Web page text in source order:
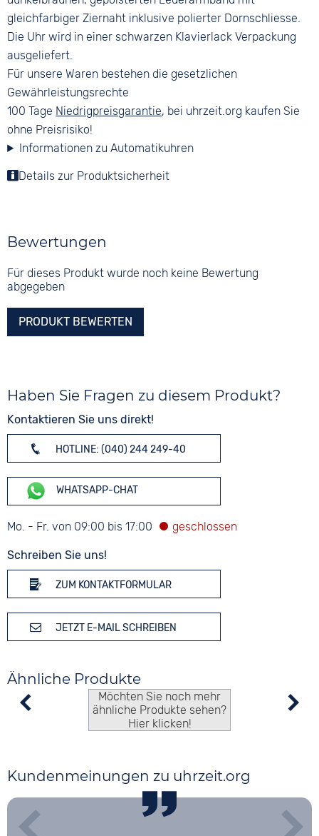
gleichfarbiger Ziernaht inklusive polierter Dornschliesse.
Die Uhr wird in einer schwarzen Klavierlack Verpackung
ausgeliefert.
Für unsere Waren bestehen die gesetzlichen
Gewährleistungsrechte
100 Tage Niedrigpreisgarantie, bei uhrzeit.org kaufen Sie
ohne Preisrisiko!
Informationen zu Automatikuhren
Details zur Produktsicherheit
Bewertungen
Für dieses Produkt wurde noch keine Bewertung
abgegeben
PRODUKT BEWERTEN
Haben Sie Fragen zu diesem Produkt?
Kontaktieren Sie uns direkt!
HOTLINE: (040) 244 249-40
WHATSAPP-CHAT
Mo. - Fr. von 09:00 bis 17:00
Schreiben Sie uns!
ZUM KONTAKTFORMULAR
JETZT E-MAIL SCHREIBEN
Ähnliche Produkte
Möchten Sie noch mehr
ähnliche Produkte sehen?
Hier klicken!
Kundenmeinungen zu uhrzeit.org